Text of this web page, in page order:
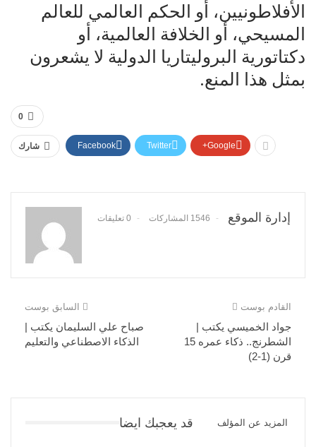
الأفلاطونيين، أو الحكم العالمي للعالم
المسيحي، أو الخلافة العالمية، أو
دكتاتورية البروليتاريا الدولية لا يشعرون
بمثل هذا المنع.
0
شارك Facebook Twitter Google+
إدارة الموقع 1546 المشاركات 0 تعليقات
السابق بوست
صباح علي السليمان يكتب |
الذكاء الاصطناعي والتعليم
القادم بوست
جواد الخميسي يكتب |
الشطرنج.. ذكاء عمره 15
قرن (1-2)
قد يعجبك ايضا المزيد عن المؤلف